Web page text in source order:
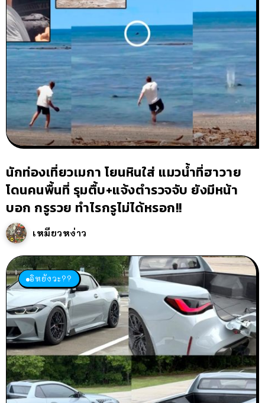
นักท่องเที่ยวเมกา โยนหินใส่ แมวน้ำที่ฮาวาย
โดนคนพื้นที่ รุมตื้บ+แจ้งตำรวจจับ ยังมีหน้า
บอก กรูรวย ทำไรกรูไม่ได้หรอก!!
เหมียวหง่าว
อิหยังวะ??